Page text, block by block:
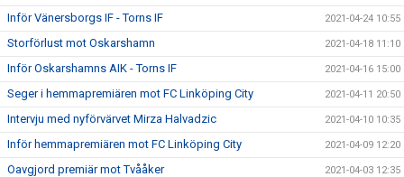
Inför Vänersborgs IF - Torns IF 2021-04-24 10:55
Storförlust mot Oskarshamn 2021-04-18 11:10
Inför Oskarshamns AIK - Torns IF 2021-04-16 15:00
Seger i hemmapremiären mot FC Linköping City 2021-04-11 20:50
Intervju med nyförvärvet Mirza Halvadzic 2021-04-10 10:35
Inför hemmapremiären mot FC Linköping City 2021-04-09 12:20
Oavgjord premiär mot Tvååker 2021-04-03 12:35